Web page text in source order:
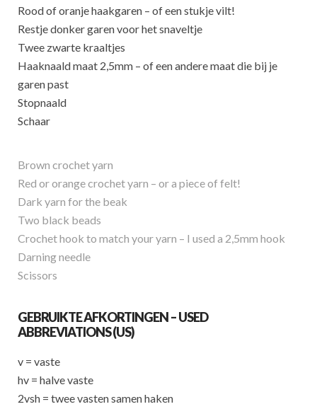
Rood of oranje haakgaren – of een stukje vilt!
Restje donker garen voor het snaveltje
Twee zwarte kraaltjes
Haaknaald maat 2,5mm – of een andere maat die bij je
garen past
Stopnaald
Schaar
Brown crochet yarn
Red or orange crochet yarn – or a piece of felt!
Dark yarn for the beak
Two black beads
Crochet hook to match your yarn – I used a 2,5mm hook
Darning needle
Scissors
GEBRUIKTE AFKORTINGEN – USED
ABBREVIATIONS (US)
v = vaste
hv = halve vaste
2vsh = twee vasten samen haken